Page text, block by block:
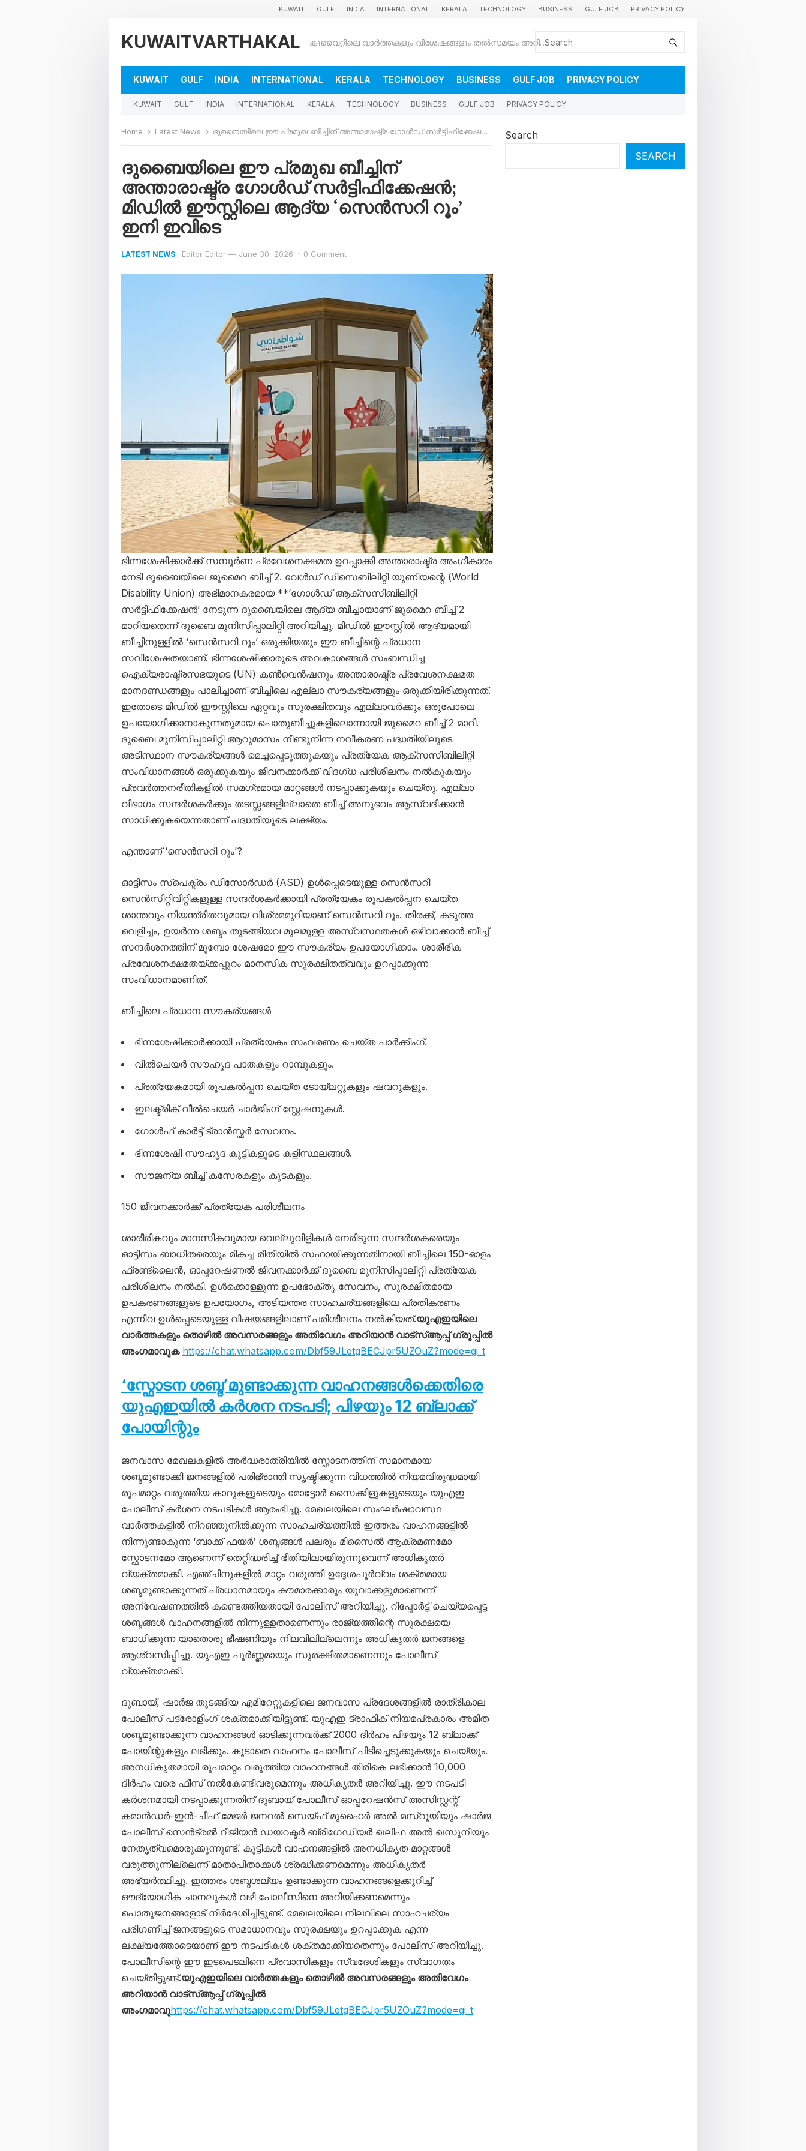
KUWAIT GULF INDIA INTERNATIONAL KERALA TECHNOLOGY BUSINESS GULF JOB PRIVACY POLICY
KUWAITVARTHAKAL കുവൈറ്റിലെ വാർത്തകളും വിശേഷങ്ങളും തൽസമയം അറിയാൻ
KUWAIT GULF INDIA INTERNATIONAL KERALA TECHNOLOGY BUSINESS GULF JOB PRIVACY POLICY
KUWAIT GULF INDIA INTERNATIONAL KERALA TECHNOLOGY BUSINESS GULF JOB PRIVACY POLICY
Home Latest News ദുബൈയിലെ ഈ പ്രമുഖ ബീച്ചിന് അന്താരാഷ്ട്ര ഗോൾഡ് സർട്ടിഫിക്കേഷൻ; മിഡിൽ ഈസ്റ്റിലെ ആദ്യ ‘സെൻസറി റൂം’ ഇനി ഇവിടെ
ദുബൈയിലെ ഈ പ്രമുഖ ബീച്ചിന്
അന്താരാഷ്ട്ര ഗോൾഡ് സർട്ടിഫിക്കേഷൻ;
മിഡിൽ ഈസ്റ്റിലെ ആദ്യ ‘സെൻസറി റൂം’
ഇനി ഇവിടെ
LATEST NEWS Editor Editor — June 30, 2026 · 0 Comment
ഭിന്നശേഷിക്കാർക്ക് സമ്പൂർണ പ്രവേശനക്ഷമത ഉറപ്പാക്കി അന്താരാഷ്ട്ര അംഗീകാരം
നേടി ദുബൈയിലെ ജുമൈറ ബീച്ച് 2. വേൾഡ് ഡിസെബിലിറ്റി യൂണിയന്റെ (World
Disability Union) അഭിമാനകരമായ **’ഗോൾഡ് ആക്‌സസിബിലിറ്റി
സർട്ടിഫിക്കേഷൻ’ നേടുന്ന ദുബൈയിലെ ആദ്യ ബീച്ചായാണ് ജുമൈറ ബീച്ച് 2
മാറിയതെന്ന് ദുബൈ മുനിസിപ്പാലിറ്റി അറിയിച്ചു. മിഡിൽ ഈസ്റ്റിൽ ആദ്യമായി
ബീച്ചിനുള്ളിൽ ‘സെൻസറി റൂം’ ഒരുക്കിയതും ഈ ബീച്ചിന്റെ പ്രധാന
സവിശേഷതയാണ്. ഭിന്നശേഷിക്കാരുടെ അവകാശങ്ങൾ സംബന്ധിച്ച
ഐക്യരാഷ്ട്രസഭയുടെ (UN) കൺവെൻഷനും അന്താരാഷ്ട്ര പ്രവേശനക്ഷമത
മാനദണ്ഡങ്ങളും പാലിച്ചാണ് ബീച്ചിലെ എല്ലാ സൗകര്യങ്ങളും ഒരുക്കിയിരിക്കുന്നത്.
ഇതോടെ മിഡിൽ ഈസ്റ്റിലെ ഏറ്റവും സുരക്ഷിതവും എല്ലാവർക്കും ഒരുപോലെ
ഉപയോഗിക്കാനാകുന്നതുമായ പൊതുബീച്ചുകളിലൊന്നായി ജുമൈറ ബീച്ച് 2 മാറി.
ദുബൈ മുനിസിപ്പാലിറ്റി ആറുമാസം നീണ്ടുനിന്ന നവീകരണ പദ്ധതിയിലൂടെ
അടിസ്ഥാന സൗകര്യങ്ങൾ മെച്ചപ്പെടുത്തുകയും പ്രത്യേക ആക്‌സസിബിലിറ്റി
സംവിധാനങ്ങൾ ഒരുക്കുകയും ജീവനക്കാർക്ക് വിദഗ്ധ പരിശീലനം നൽകുകയും
പ്രവർത്തനരീതികളിൽ സമഗ്രമായ മാറ്റങ്ങൾ നടപ്പാക്കുകയും ചെയ്തു. എല്ലാ
വിഭാഗം സന്ദർശകർക്കും തടസ്സങ്ങളില്ലാതെ ബീച്ച് അനുഭവം ആസ്വദിക്കാൻ
സാധിക്കുകയെന്നതാണ് പദ്ധതിയുടെ ലക്ഷ്യം.
എന്താണ് ‘സെൻസറി റൂം’?
ഓട്ടിസം സ്പെക്ട്രം ഡിസോർഡർ (ASD) ഉൾപ്പെടെയുള്ള സെൻസറി
സെൻസിറ്റിവിറ്റികളുള്ള സന്ദർശകർക്കായി പ്രത്യേകം രൂപകൽപ്പന ചെയ്ത
ശാന്തവും നിയന്ത്രിതവുമായ വിശ്രമമുറിയാണ് സെൻസറി റൂം. തിരക്ക്, കടുത്ത
വെളിച്ചം, ഉയർന്ന ശബ്ദം തുടങ്ങിയവ മൂലമുള്ള അസ്വസ്ഥതകൾ ഒഴിവാക്കാൻ ബീച്ച്
സന്ദർശനത്തിന് മുമ്പോ ശേഷമോ ഈ സൗകര്യം ഉപയോഗിക്കാം. ശാരീരിക
പ്രവേശനക്ഷമതയ്ക്കപ്പുറം മാനസിക സുരക്ഷിതത്വവും ഉറപ്പാക്കുന്ന
സംവിധാനമാണിത്.
ബീച്ചിലെ പ്രധാന സൗകര്യങ്ങൾ
ഭിന്നശേഷിക്കാർക്കായി പ്രത്യേകം സംവരണം ചെയ്ത പാർക്കിംഗ്.
വീൽചെയർ സൗഹൃദ പാതകളും റാമ്പുകളും.
പ്രത്യേകമായി രൂപകൽപ്പന ചെയ്ത ടോയ്‌ലറ്റുകളും ഷവറുകളും.
ഇലക്ട്രിക് വീൽചെയർ ചാർജിംഗ് സ്റ്റേഷനുകൾ.
ഗോൾഫ് കാർട്ട് ട്രാൻസ്ഫർ സേവനം.
ഭിന്നശേഷി സൗഹൃദ കുട്ടികളുടെ കളിസ്ഥലങ്ങൾ.
സൗജന്യ ബീച്ച് കസേരകളും കുടകളും.
150 ജീവനക്കാർക്ക് പ്രത്യേക പരിശീലനം
ശാരീരികവും മാനസികവുമായ വെല്ലുവിളികൾ നേരിടുന്ന സന്ദർശകരെയും
ഓട്ടിസം ബാധിതരെയും മികച്ച രീതിയിൽ സഹായിക്കുന്നതിനായി ബീച്ചിലെ 150-ഓളം
ഫ്രണ്ട്‌ലൈൻ, ഓപ്പറേഷണൽ ജീവനക്കാർക്ക് ദുബൈ മുനിസിപ്പാലിറ്റി പ്രത്യേക
പരിശീലനം നൽകി. ഉൾക്കൊള്ളുന്ന ഉപഭോക്തൃ സേവനം, സുരക്ഷിതമായ
ഉപകരണങ്ങളുടെ ഉപയോഗം, അടിയന്തര സാഹചര്യങ്ങളിലെ പ്രതികരണം
എന്നിവ ഉൾപ്പെടെയുള്ള വിഷയങ്ങളിലാണ് പരിശീലനം നൽകിയത്.യുഎഇയിലെ
വാർത്തകളും തൊഴിൽ അവസരങ്ങളും അതിവേഗം അറിയാൻ വാട്സ്ആപ്പ് ഗ്രൂപ്പിൽ
അംഗമാവുക https://chat.whatsapp.com/Dbf59JLetgBECJpr5UZOuZ?mode=gi_t
‘സ്ഫോടന ശബ്ദ’മുണ്ടാക്കുന്ന വാഹനങ്ങൾക്കെതിരെ
യുഎഇയിൽ കർശന നടപടി; പിഴയും 12 ബ്ലാക്ക്
പോയിന്റും
ജനവാസ മേഖലകളിൽ അർദ്ധരാത്രിയിൽ സ്ഫോടനത്തിന് സമാനമായ
ശബ്ദമുണ്ടാക്കി ജനങ്ങളിൽ പരിഭ്രാന്തി സൃഷ്ടിക്കുന്ന വിധത്തിൽ നിയമവിരുദ്ധമായി
രൂപമാറ്റം വരുത്തിയ കാറുകളുടെയും മോട്ടോർ സൈക്കിളുകളുടെയും യുഎഇ
പോലീസ് കർശന നടപടികൾ ആരംഭിച്ചു. മേഖലയിലെ സംഘർഷാവസ്ഥ
വാർത്തകളിൽ നിറഞ്ഞുനിൽക്കുന്ന സാഹചര്യത്തിൽ ഇത്തരം വാഹനങ്ങളിൽ
നിന്നുണ്ടാകുന്ന ‘ബാക്ക് ഫയർ’ ശബ്ദങ്ങൾ പലരും മിസൈൽ ആക്രമണമോ
സ്ഫോടനമോ ആണെന്ന് തെറ്റിദ്ധരിച്ച് ഭീതിയിലായിരുന്നുവെന്ന് അധികൃതർ
വ്യക്തമാക്കി. എഞ്ചിനുകളിൽ മാറ്റം വരുത്തി ഉദ്ദേശപൂർവ്വം ശക്തമായ
ശബ്ദമുണ്ടാക്കുന്നത് പ്രധാനമായും കൗമാരക്കാരും യുവാക്കളുമാണെന്ന്
അന്വേഷണത്തിൽ കണ്ടെത്തിയതായി പോലീസ് അറിയിച്ചു. റിപ്പോർട്ട് ചെയ്യപ്പെട്ട
ശബ്ദങ്ങൾ വാഹനങ്ങളിൽ നിന്നുള്ളതാണെന്നും രാജ്യത്തിന്റെ സുരക്ഷയെ
ബാധിക്കുന്ന യാതൊരു ഭീഷണിയും നിലവിലില്ലെന്നും അധികൃതർ ജനങ്ങളെ
ആശ്വസിപ്പിച്ചു. യുഎഇ പൂർണ്ണമായും സുരക്ഷിതമാണെന്നും പോലീസ്
വ്യക്തമാക്കി.
ദുബായ്, ഷാർജ തുടങ്ങിയ എമിറേറ്റുകളിലെ ജനവാസ പ്രദേശങ്ങളിൽ രാത്രികാല
പോലീസ് പട്രോളിംഗ് ശക്തമാക്കിയിട്ടുണ്ട്. യുഎഇ ട്രാഫിക് നിയമപ്രകാരം അമിത
ശബ്ദമുണ്ടാക്കുന്ന വാഹനങ്ങൾ ഓടിക്കുന്നവർക്ക് 2000 ദിർഹം പിഴയും 12 ബ്ലാക്ക്
പോയിന്റുകളും ലഭിക്കും. കൂടാതെ വാഹനം പോലീസ് പിടിച്ചെടുക്കുകയും ചെയ്യും.
അനധികൃതമായി രൂപമാറ്റം വരുത്തിയ വാഹനങ്ങൾ തിരികെ ലഭിക്കാൻ 10,000
ദിർഹം വരെ ഫീസ് നൽകേണ്ടിവരുമെന്നും അധികൃതർ അറിയിച്ചു. ഈ നടപടി
കർശനമായി നടപ്പാക്കുന്നതിന് ദുബായ് പോലീസ് ഓപ്പറേഷൻസ് അസിസ്റ്റന്റ്
കമാൻഡർ-ഇൻ-ചീഫ് മേജർ ജനറൽ സെയ്ഫ് മുഹൈർ അൽ മസ്‌റൂയിയും ഷാർജ
പോലീസ് സെൻട്രൽ റീജിയൻ ഡയറക്ടർ ബ്രിഗേഡിയർ ഖലീഫ അൽ ഖസൂനിയും
നേതൃത്വമൊരുക്കുന്നുണ്ട്. കുട്ടികൾ വാഹനങ്ങളിൽ അനധികൃത മാറ്റങ്ങൾ
വരുത്തുന്നില്ലെന്ന് മാതാപിതാക്കൾ ശ്രദ്ധിക്കണമെന്നും അധികൃതർ
അഭ്യർത്ഥിച്ചു. ഇത്തരം ശബ്ദശല്യം ഉണ്ടാക്കുന്ന വാഹനങ്ങളെക്കുറിച്ച്
ഔദ്യോഗിക ചാനലുകൾ വഴി പോലീസിനെ അറിയിക്കണമെന്നും
പൊതുജനങ്ങളോട് നിർദേശിച്ചിട്ടുണ്ട്. മേഖലയിലെ നിലവിലെ സാഹചര്യം
പരിഗണിച്ച് ജനങ്ങളുടെ സമാധാനവും സുരക്ഷയും ഉറപ്പാക്കുക എന്ന
ലക്ഷ്യത്തോടെയാണ് ഈ നടപടികൾ ശക്തമാക്കിയതെന്നും പോലീസ് അറിയിച്ചു.
പോലീസിന്റെ ഈ ഇടപെടലിനെ പ്രവാസികളും സ്വദേശികളും സ്വാഗതം
ചെയ്തിട്ടുണ്ട്.യുഎഇയിലെ വാർത്തകളും തൊഴിൽ അവസരങ്ങളും അതിവേഗം
അറിയാൻ വാട്സ്ആപ്പ് ഗ്രൂപ്പിൽ
അംഗമാവുhttps://chat.whatsapp.com/Dbf59JLetgBECJpr5UZOuZ?mode=gi_t
Search
SEARCH